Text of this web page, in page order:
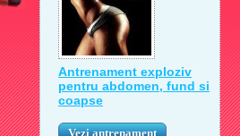
Antrenament exploziv
pentru abdomen, fund si
coapse
Vezi antrenament